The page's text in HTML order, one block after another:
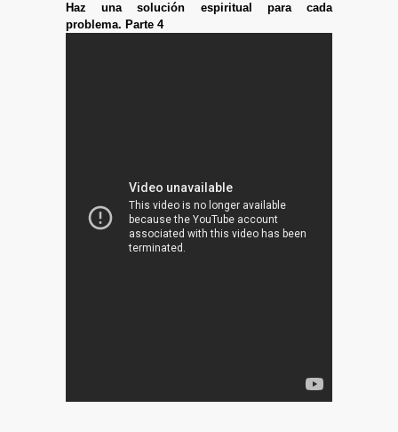
Haz una solución espiritual para cada
problema. Parte 4